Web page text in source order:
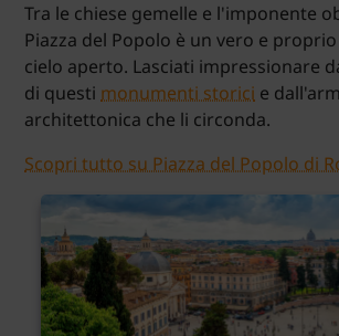
Tra le chiese gemelle e l'imponente
Piazza del Popolo è un vero e
cielo aperto. Lasciati impressionare
di questi monumenti storici e
architettonica che li circonda.
Scopri tutto su Piazza del Popolo di